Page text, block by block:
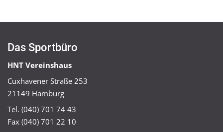
Das Sportbüro
HNT Vereinshaus
Cuxhavener Straße 253
21149 Hamburg
Tel. (040) 701 74 43
Fax (040) 701 22 10